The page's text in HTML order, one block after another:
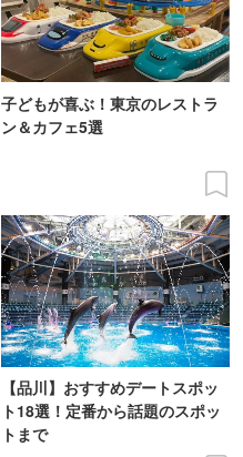
子どもが喜ぶ！東京のレストラ
ン＆カフェ5選
【品川】おすすめデートスポッ
ト18選！定番から話題のスポッ
トまで